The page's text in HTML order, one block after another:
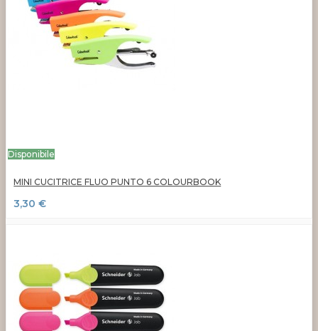
Disponibile
MINI CUCITRICE FLUO PUNTO 6 COLOURBOOK
3,30 €